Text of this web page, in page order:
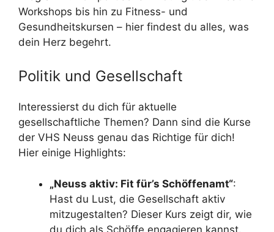
Workshops bis hin zu Fitness- und
Gesundheitskursen – hier findest du alles, was
dein Herz begehrt.
Politik und Gesellschaft
Interessierst du dich für aktuelle
gesellschaftliche Themen? Dann sind die Kurse
der VHS Neuss genau das Richtige für dich!
Hier einige Highlights:
„Neuss aktiv: Fit für’s Schöffenamt“:
Hast du Lust, die Gesellschaft aktiv
mitzugestalten? Dieser Kurs zeigt dir, wie
du dich als Schöffe engagieren kannst.